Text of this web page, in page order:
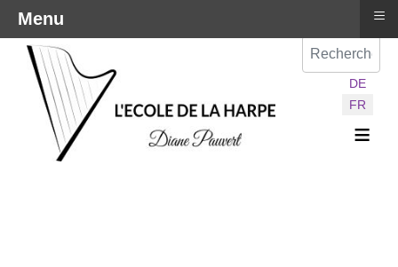
Sélectionnez
DE
FR
≡
Menu ≡